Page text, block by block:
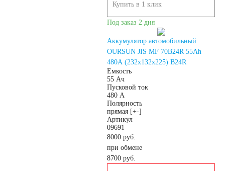
Аккумуляторы для
Аккумуляторы на
Купить в 1 клик
Под заказ 2 дня
Аккумулятор автомобильный
OURSUN JIS MF 70B24R 55Ah
480А (232x132x225) B24R
Емкость
55 Ач
Пусковой ток
480 А
Полярность
прямая [+-]
Артикул
09691
8000 руб.
при обмене
8700 руб.